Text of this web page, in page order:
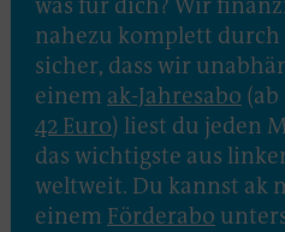
nahezu komplett durch
sicher, dass wir
einem ak-Jahresabo (ab
42 Euro) liest du jeden
das wichtigste aus
weltweit. Du kannst ak
einem Förderabo